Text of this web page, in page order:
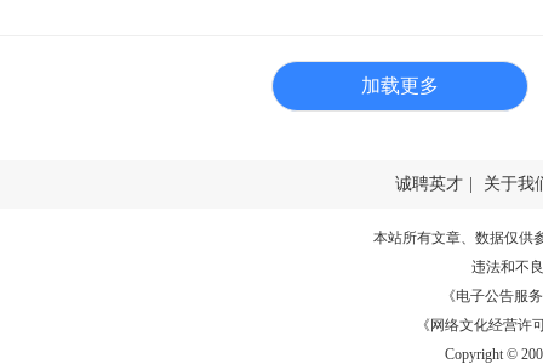
加载更多
诚聘英才 关于我
本站所有文章、数据仅供
违法和不
《电子公告服务
《网络文化经营许
Copyright ©